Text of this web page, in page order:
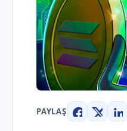
PAYLAŞ
Facebook
X